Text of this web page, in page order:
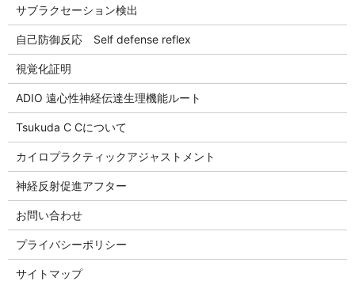
サブラクセーション検出
自己防御反応 Self defense reflex
視覚化証明
ADIO 遠心性神経伝達生理機能ルート
Tsukuda C Cについて
カイロプラクティックアジャストメント
神経反射促進アフター
お問い合わせ
プライバシーポリシー
サイトマップ